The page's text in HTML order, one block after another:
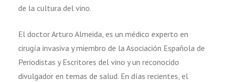
de la cultura del vino.
El doctor Arturo Almeida, es un médico experto en
cirugía invasiva y miembro de la Asociación Española de
Periodistas y Escritores del vino y un reconocido
divulgador en temas de salud. En días recientes, el